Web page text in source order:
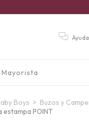
Ayuda
Boys > Buzos y
estampa POINT